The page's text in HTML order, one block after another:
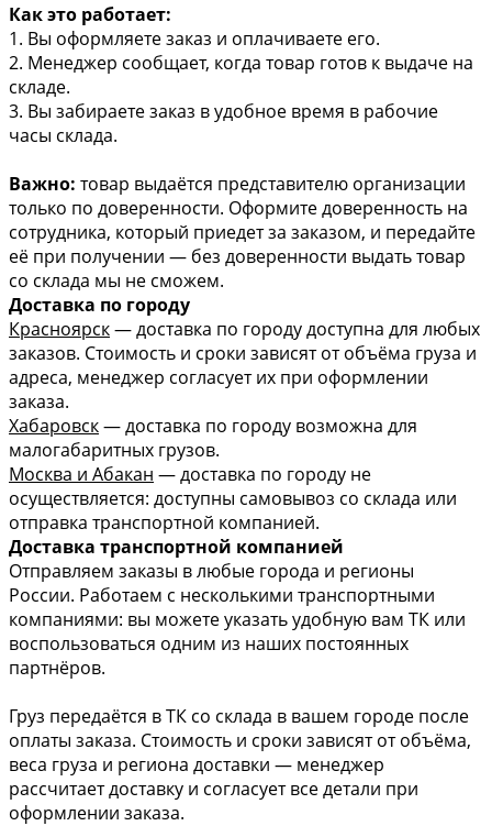
Как это работает:
1. Вы оформляете заказ и оплачиваете его.
2. Менеджер сообщает, когда товар готов к выдаче на
складе.
3. Вы забираете заказ в удобное время в рабочие
часы склада.
Важно: товар выдаётся представителю организации
только по доверенности. Оформите доверенность на
сотрудника, который приедет за заказом, и передайте
её при получении — без доверенности выдать товар
со склада мы не сможем.
Доставка по городу
Красноярск— доставка по городу доступна для любых
заказов. Стоимость и сроки зависят от объёма груза и
адреса, менеджер согласует их при оформлении
заказа.
Хабаровск— доставка по городу возможна для
малогабаритных грузов.
Москва и Абакан — доставка по городу не
осуществляется: доступны самовывоз со склада или
отправка транспортной компанией.
Доставка транспортной компанией
Отправляем заказы в любые города и регионы
России. Работаем с несколькими транспортными
компаниями: вы можете указать удобную вам ТК или
воспользоваться одним из наших постоянных
партнёров.
Груз передаётся в ТК со склада в вашем городе после
оплаты заказа. Стоимость и сроки зависят от объёма,
веса груза и региона доставки — менеджер
рассчитает доставку и согласует все детали при
оформлении заказа.